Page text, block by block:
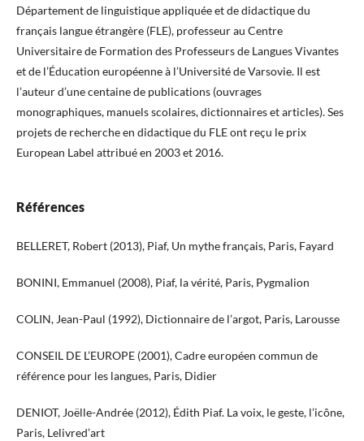
Département de linguistique appliquée et de didactique du
français langue étrangère (FLE), professeur au Centre
Universitaire de Formation des Professeurs de Langues Vivantes
et de l’Éducation européenne à l’Université de Varsovie. Il est
l’auteur d’une centaine de publications (ouvrages
monographiques, manuels scolaires, dictionnaires et articles). Ses
projets de recherche en didactique du FLE ont reçu le prix
European Label attribué en 2003 et 2016.
Références
BELLERET, Robert (2013), Piaf, Un mythe français, Paris, Fayard
BONINI, Emmanuel (2008), Piaf, la vérité, Paris, Pygmalion
COLIN, Jean-Paul (1992), Dictionnaire de l’argot, Paris, Larousse
CONSEIL DE L’EUROPE (2001), Cadre européen commun de
référence pour les langues, Paris, Didier
DENIOT, Joëlle-Andrée (2012), Édith Piaf. La voix, le geste, l’icône,
Paris, Lelivred’art